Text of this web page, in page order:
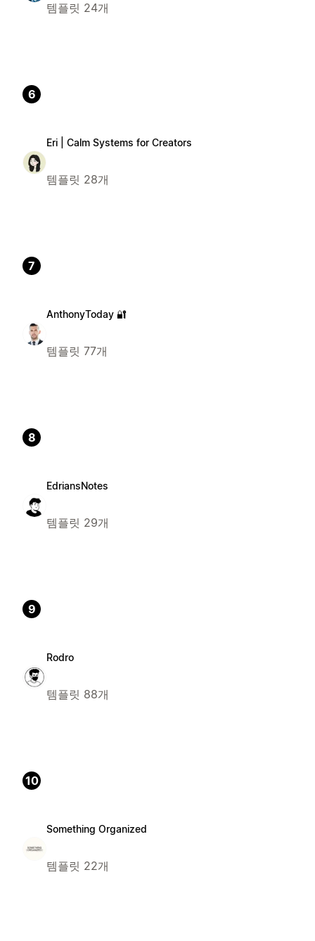
템플릿 24개
6
Eri | Calm Systems for Creators
템플릿 28개
7
AnthonyToday 🔐
템플릿 77개
8
EdriansNotes
템플릿 29개
9
Rodro
템플릿 88개
10
Something Organized
템플릿 22개